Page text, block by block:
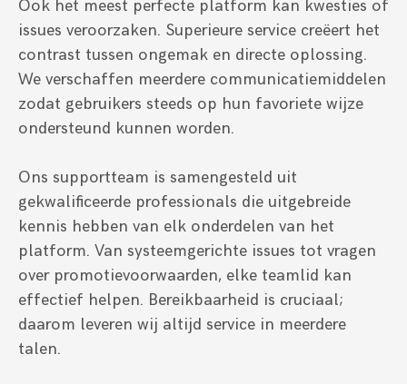
Ook het meest perfecte platform kan kwesties of
issues veroorzaken. Superieure service creëert het
contrast tussen ongemak en directe oplossing.
We verschaffen meerdere communicatiemiddelen
zodat gebruikers steeds op hun favoriete wijze
ondersteund kunnen worden.
Ons supportteam is samengesteld uit
gekwalificeerde professionals die uitgebreide
kennis hebben van elk onderdelen van het
platform. Van systeemgerichte issues tot vragen
over promotievoorwaarden, elke teamlid kan
effectief helpen. Bereikbaarheid is cruciaal;
daarom leveren wij altijd service in meerdere
talen.